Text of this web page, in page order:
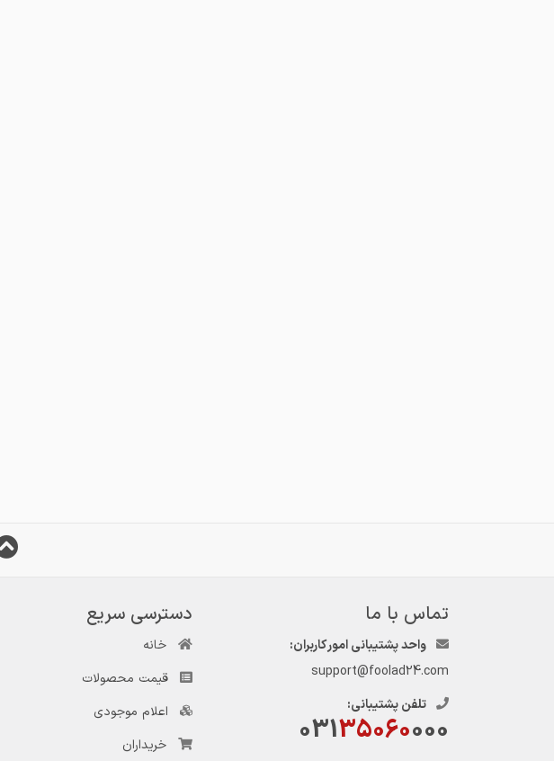
تماس با ما
واحد پشتیبانی امور کاربران:
support@foolad24.com
تلفن پشتیبانی:
03135060000
دسترسی سریع
خانه
قیمت محصولات
اعلام موجودی
خریداران